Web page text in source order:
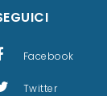
Facebook
Twitter